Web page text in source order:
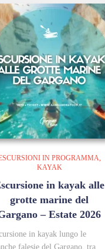
IN PROGRAMMA
KAYAK
in kayak alle
grotte marine del
– Estate 2026
in kayak lungo le
falesie del Gargano, tra